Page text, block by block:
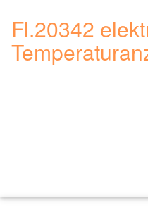
Fl.20342